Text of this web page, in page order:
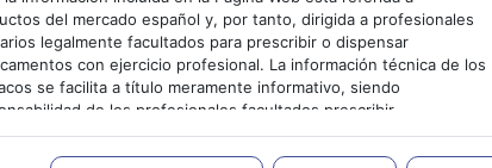
Cancelar
del mercado español y, por tanto, dirigida a profesionales
legalmente facultados para prescribir o dispensar
con ejercicio profesional. La información técnica de los
se facilita a título meramente informativo, siendo
de los profesionales facultados prescribir
y decidir, en cada caso concreto, el tratamiento más
a las necesidades del paciente.
PUBLICIDAD